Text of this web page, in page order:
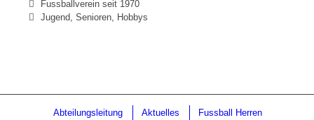
Fussballverein seit 1970
Jugend, Senioren, Hobbys
Abteilungsleitung Aktuelles Fussball Herren